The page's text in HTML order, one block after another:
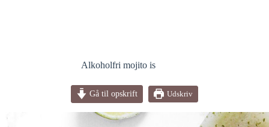
Alkoholfri mojito is
Gå til opskrift Udskriv